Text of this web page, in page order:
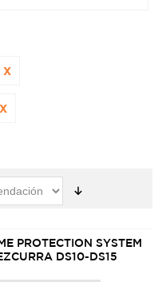
X
X
PROTECTION SYSTEM
DS10-DS15